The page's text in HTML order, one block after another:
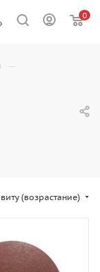
0
—
(возрастание)